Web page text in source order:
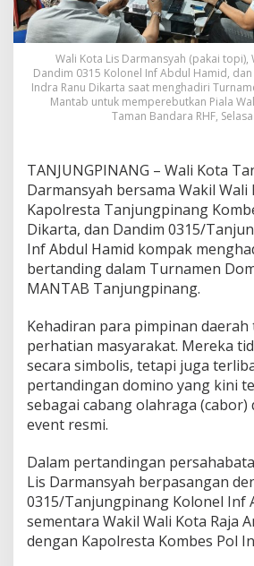
l
r
e
s
-
D
a
n
m
K
o
m
p
a
k
B
e
t
a
n
d
n
o
m
n
o
y
Wali Kota Lis Darmansyah (pakai topi),
Dandim 0315 Kolonel Inf Abdul Hamid,
Indra Ranu Dikarta saat menghadiri
Mantab untuk memperebutkan Piala
Taman Bandara RHF,
TANJUNGPINANG – Wali Kota
Darmansyah bersama Wakil Wali
Kapolresta Tanjungpinang
Dikarta, dan Dandim 0315/
Inf Abdul Hamid kompak
bertanding dalam Turnamen
MANTAB Tanjungpinang.
Kehadiran para pimpinan
perhatian masyarakat. Mereka
secara simbolis, tetapi juga
pertandingan domino yang kini
sebagai cabang olahraga (cabor)
event resmi.
Dalam pertandingan
Lis Darmansyah berpasangan
0315/Tanjungpinang Kolonel Inf
sementara Wakil Wali Kota Raja
dengan Kapolresta Kombes Pol